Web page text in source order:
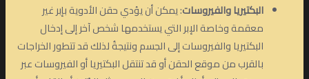
البكتيريا والفيروسات: يمكن أن يؤدي حقن الأدوية بإبر غير
معقمة وخاصة الإبر التي يستخدمها شخص آخر إلى إدخال
البكتيريا والفيروسات إلى الجسم ونتيجةُ لذلك قد تتطور الخراجات
بالقرب من موقع الحقن أو قد تنتقل البكتيريا أو الفيروسات عبر